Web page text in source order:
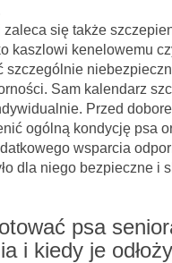
się także
kaszlowi kenelowemu
szczególnie
Sam kalendarz
Przed
ogólną kondycję psa
wsparcia
dla niego bezpieczne i
psa
i kiedy je